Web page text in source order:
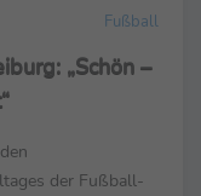
Fußball
„Schön –
der Fußball-